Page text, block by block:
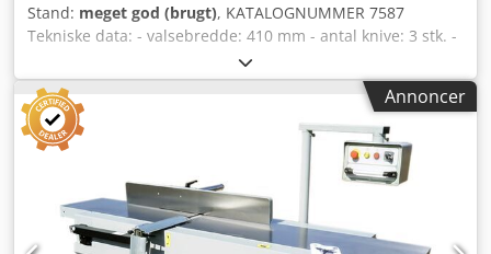
Stand: meget god (brugt), KATALOGNUMMER 7587
Tekniske data: - valsebredde: 410 mm - antal knive: 3 stk. -
bremse - bordlængde: 2540 mm - støbejernsborde - begge
borde justerbare - original justerbar støbejernsføring med
vinkeljustering - motor: 3 kW - dimensioner (L/B/H):
2540x1000x1050 mm - vægt: 730 kg Fordele: – polsk
produktion – 3-knivs valse – brugt afretter – meget god
stand Nettopris: 7900 PLN Nettopris: 1880 EUR Nettopris
beregnet efter en kurs på 4,2 PLN/EUR (ved større
valutakursudsving kan prisen ændre sig) Crodpezmhacofx
Aqgjf
Annoncer